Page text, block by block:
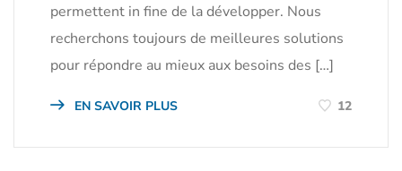
permettent in fine de la développer. Nous
recherchons toujours de meilleures solutions
pour répondre au mieux aux besoins des […]
EN SAVOIR PLUS 12